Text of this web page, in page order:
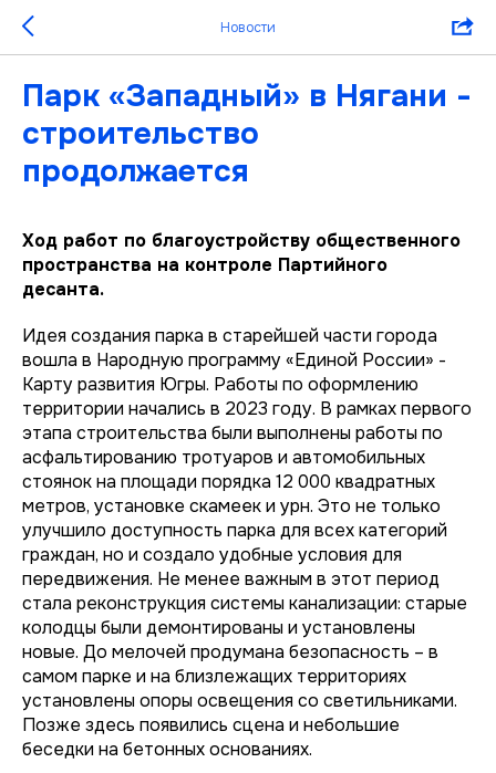
Новости
Парк «Западный» в Нягани -
строительство
продолжается
Ход работ по благоустройству общественного
пространства на контроле Партийного
десанта.
Идея создания парка в старейшей части города
вошла в Народную программу «Единой России» -
Карту развития Югры. Работы по оформлению
территории начались в 2023 году. В рамках первого
этапа строительства были выполнены работы по
асфальтированию тротуаров и автомобильных
стоянок на площади порядка 12 000 квадратных
метров, установке скамеек и урн. Это не только
улучшило доступность парка для всех категорий
граждан, но и создало удобные условия для
передвижения. Не менее важным в этот период
стала реконструкция системы канализации: старые
колодцы были демонтированы и установлены
новые. До мелочей продумана безопасность – в
самом парке и на близлежащих территориях
установлены опоры освещения со светильниками.
Позже здесь появились сцена и небольшие
беседки на бетонных основаниях.